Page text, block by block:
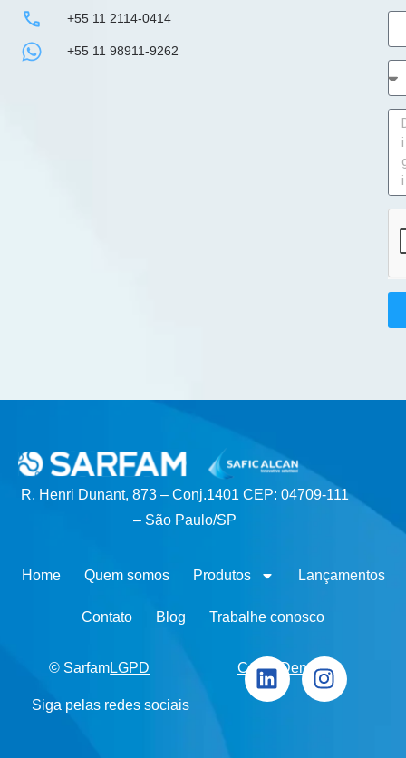
+55 11 2114-0414
+55 11 98911-9262
© SarfamLGPD Canal Denúncia
Siga pelas redes sociais
R. Henri Dunant, 873 – Conj.1401 CEP: 04709-111
– São Paulo/SP
Home Quem somos Produtos Lançamentos
Contato Blog Trabalhe conosco